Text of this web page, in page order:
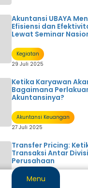
Akuntansi UBAYA
Efisiensi dan
Lewat Seminar
Kegiatan
29 Juli 2025
Ketika Karyawan
Bagaimana
Akuntansinya?
Akuntansi Keuangan
27 Juli 2025
Transfer Pricing:
Transaksi Antar
Perusahaan
Akuntansi Manajemen
Menu